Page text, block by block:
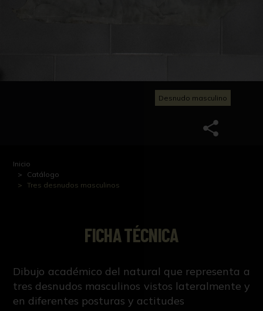
Desnudo masculino
Inicio
Catálogo
Tres desnudos masculinos
FICHA TÉCNICA
Dibujo académico del natural que representa a
tres desnudos masculinos vistos lateralmente y
en diferentes posturas y actitudes